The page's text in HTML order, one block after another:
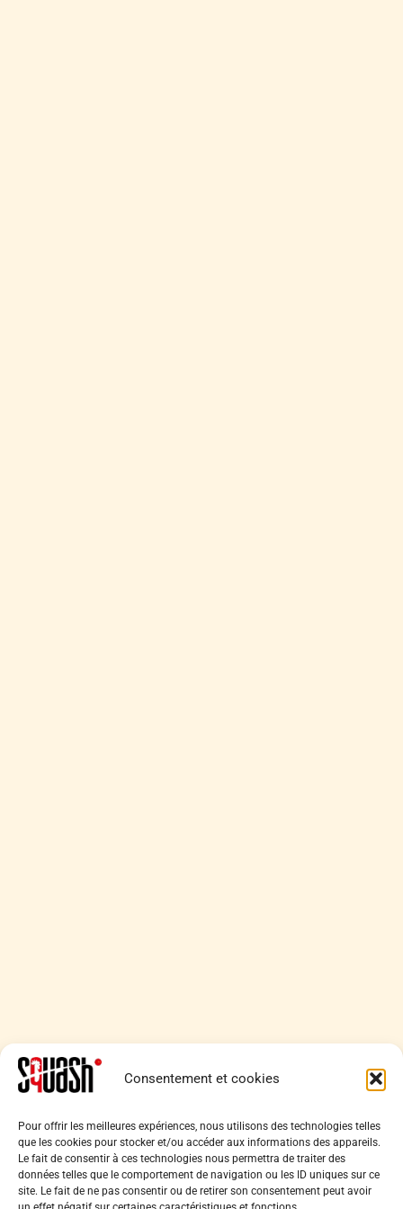
Consentement et cookies
Pour offrir les meilleures expériences, nous utilisons des technologies telles
que les cookies pour stocker et/ou accéder aux informations des appareils.
Le fait de consentir à ces technologies nous permettra de traiter des
données telles que le comportement de navigation ou les ID uniques sur ce
site. Le fait de ne pas consentir ou de retirer son consentement peut avoir
Back
To
Top
Ligue de Squash Île-de-France
9 place du Général Beuret, 75015 Paris
Tél. :01 40 56 03 22